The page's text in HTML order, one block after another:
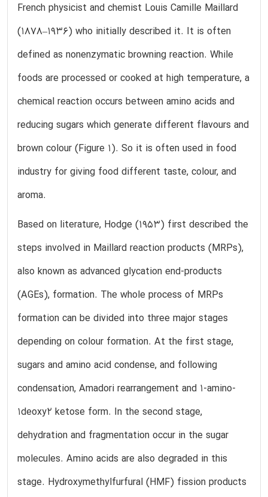
French physicist and chemist Louis Camille Maillard
(1878–1936) who initially described it. It is often
defined as nonenzymatic browning reaction. While
foods are processed or cooked at high temperature, a
chemical reaction occurs between amino acids and
reducing sugars which generate different flavours and
brown colour (Figure 1). So it is often used in food
industry for giving food different taste, colour, and
aroma.
Based on literature, Hodge (1953) first described the
steps involved in Maillard reaction products (MRPs),
also known as advanced glycation end-products
(AGEs), formation. The whole process of MRPs
formation can be divided into three major stages
depending on colour formation. At the first stage,
sugars and amino acid condense, and following
condensation, Amadori rearrangement and 1-amino-
1deoxy2 ketose form. In the second stage,
dehydration and fragmentation occur in the sugar
molecules. Amino acids are also degraded in this
stage. Hydroxymethylfurfural (HMF) fission products